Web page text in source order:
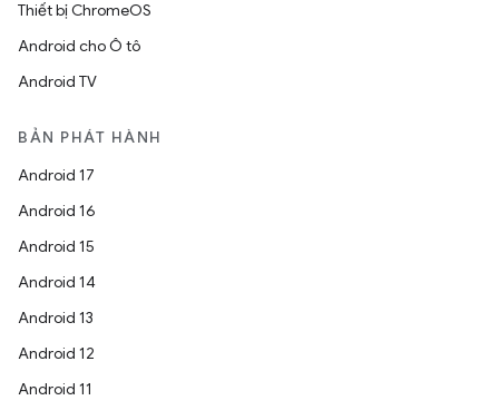
Thiết bị ChromeOS
Android cho Ô tô
Android TV
BẢN PHÁT HÀNH
Android 17
Android 16
Android 15
Android 14
Android 13
Android 12
Android 11